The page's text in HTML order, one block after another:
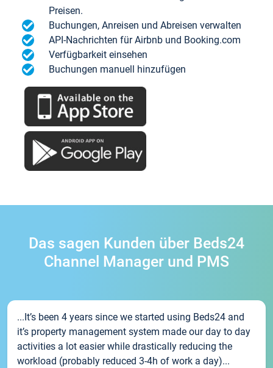
Preisen.
Buchungen, Anreisen und Abreisen verwalten
API-Nachrichten für Airbnb und Booking.com
Verfügbarkeit einsehen
Buchungen manuell hinzufügen
Das sagen Kunden über Beds24
Channel Manager und PMS
...It’s been 4 years since we started using Beds24 and
it’s property management system made our day to day
activities a lot easier while drastically reducing the
workload (probably reduced 3-4h of work a day)...